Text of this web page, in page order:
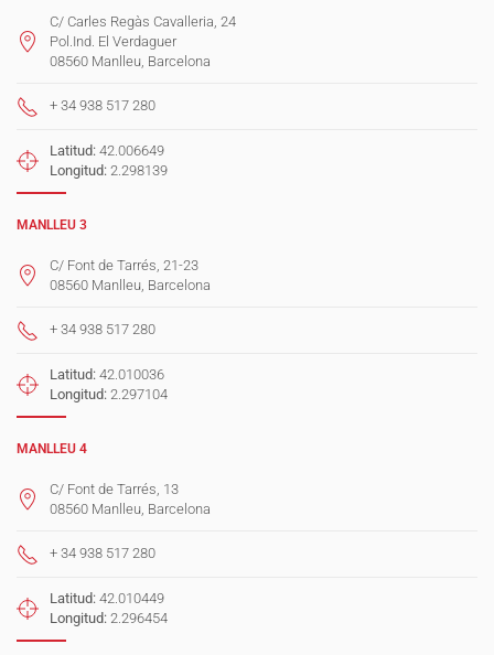
C/ Carles Regàs Cavalleria, 24
Pol.Ind. El Verdaguer
08560 Manlleu, Barcelona
+ 34 938 517 280
Latitud: 42.006649
Longitud: 2.298139
MANLLEU 3
C/ Font de Tarrés, 21-23
08560 Manlleu, Barcelona
+ 34 938 517 280
Latitud: 42.010036
Longitud: 2.297104
MANLLEU 4
C/ Font de Tarrés, 13
08560 Manlleu, Barcelona
+ 34 938 517 280
Latitud: 42.010449
Longitud: 2.296454